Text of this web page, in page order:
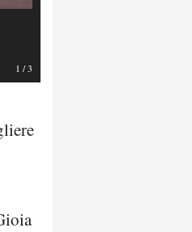
1 /3